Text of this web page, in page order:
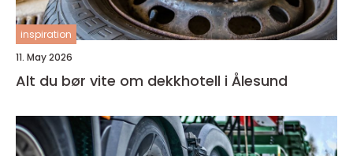
inspiration
11. May 2026
Alt du bør vite om dekkhotell i Ålesund